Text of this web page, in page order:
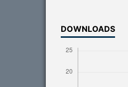
DOWNLOADS